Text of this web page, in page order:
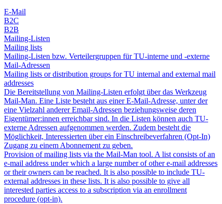
E-Mail
B2C
B2B
Mailing-Listen
Mailing lists
Mailing-Listen bzw. Verteilergruppen für TU-interne und -externe
Mail-Adressen
Mailing lists or distribution groups for TU internal and external mail
addresses
Die Bereitstellung von Mailing-Listen erfolgt über das Werkzeug
Mail-Man. Eine Liste besteht aus einer E-Mail-Adresse, unter der
eine Vielzahl anderer Email-Adressen beziehungsweise deren
Eigentümer:innen erreichbar sind. In die Listen können auch TU-
externe Adressen aufgenommen werden. Zudem besteht die
Möglichkeit, Interessierten über ein Einschreibeverfahren (Opt-In)
Zugang zu einem Abonnement zu geben.
Provision of mailing lists via the Mail-Man tool. A list consists of an
e-mail address under which a large number of other e-mail addresses
or their owners can be reached. It is also possible to include TU-
external addresses in these lists. It is also possible to give all
interested parties access to a subscription via an enrollment
procedure (opt-in).